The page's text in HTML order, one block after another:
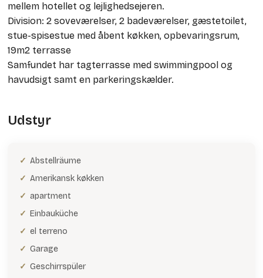
mellem hotellet og lejlighedsejeren.
Division: 2 soveværelser, 2 badeværelser, gæstetoilet,
stue-spisestue med åbent køkken, opbevaringsrum,
19m2 terrasse
Samfundet har tagterrasse med swimmingpool og
havudsigt samt en parkeringskælder.
Udstyr
Abstellräume
Amerikansk køkken
apartment
Einbauküche
el terreno
Garage
Geschirrspüler